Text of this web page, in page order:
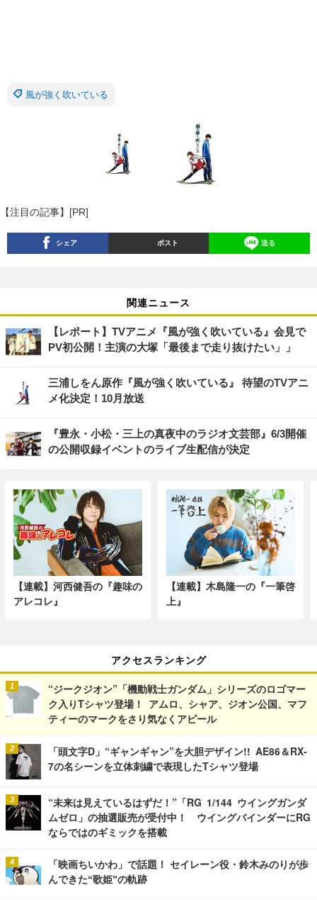
風が強く吹いている
【注目の記事】[PR]
シェア ポスト 送る
関連ニュース
【レポート】TVアニメ『風が強く吹いている』会見で
PV初公開！主演の大塚「最後まで走り抜けたい」」
三浦しをん原作『風が強く吹いている』 待望のTVアニ
メ化決定！10月放送
『豊永・小松・三上の真夜中のラジオ文芸部』6/3開催
の公開収録イベントのライブ生配信が決定
【連載】河西健吾の『趣味の
アレコレ』
【連載】木島隆一の『一筆啓
上』
アクセスランキング
“ジークジオン”「機動戦士ガンダム」シリーズのロゴマー
ク入りTシャツ登場！ アムロ、シャア、ジオン公国、マフ
ティーのマークをさり気なくアピール
「頭文字D」“ギャンギャン”を大胆デザイン!! AE86＆RX-
7の名シーンを立体刺繍で表現したTシャツ登場
“未来は見えているはずだ！”「RG 1/144 ウイングガンダ
ムゼロ」の抽選販売が受付中！ ウイングバインダーにRG
ならではのギミックを搭載
「映画ちいかわ」で話題！ セイレーン役・鈴木みのりが歩
んできた“歌姫”の軌跡